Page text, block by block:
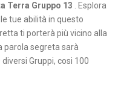
Terra Gruppo 13 . Esplora
tue abilità in questo
ti porterà più vicino alla
parola segreta sarà
Gruppi, cosi 100